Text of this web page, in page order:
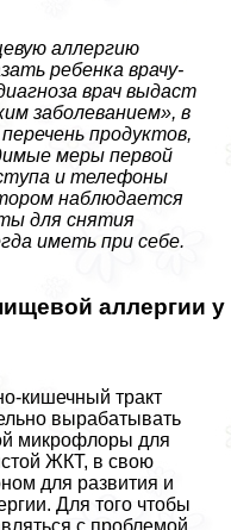
аллергию
ребенка врачу-
врач выдаст
заболеванием», в
продуктов,
меры первой
и телефоны
наблюдается
для снятия
иметь при себе.
аллергии у
кишечный тpaкт
выpaбатывать
микрофлоры для
ЖКТ, в свою
для развития и
Для того чтобы